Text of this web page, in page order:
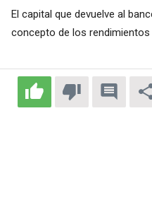
El capital que devuelve al
concepto de los